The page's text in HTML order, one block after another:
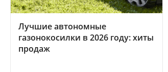
Лучшие автономные
газонокосилки в 2026 году: хиты
продаж